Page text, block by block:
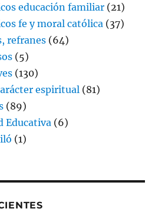
educación familiar (21)
fe y moral católica (37)
refranes (64)
(5)
(130)
espiritual (81)
(89)
Educativa (6)
(1)